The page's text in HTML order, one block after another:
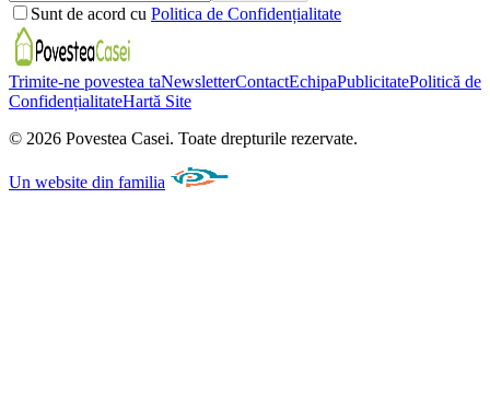
Sunt de acord cu Politica de Confidențialitate
Trimite-ne povestea taNewsletterContactEchipaPublicitatePolitică de
ConfidențialitateHartă Site
© 2026 Povestea Casei. Toate drepturile rezervate.
Un website din familia